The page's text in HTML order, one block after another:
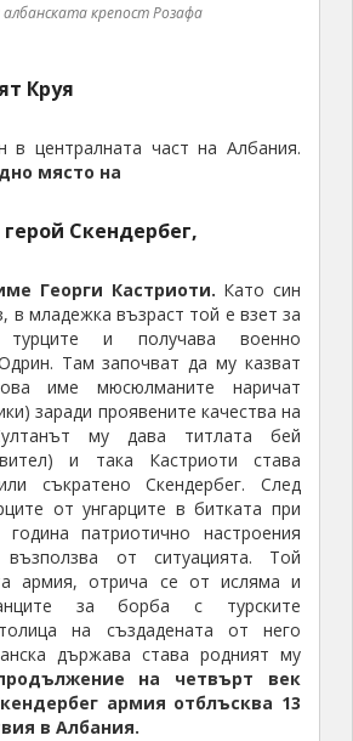
крепост Розафа
Круя
в централната част на Албания.
място на
Скендербег,
Георги Кастриоти. Като син
в младежка възраст той е взет за
и получава военно
Там започват да му казват
име мюсюлманите наричат
заради проявените качества на
му дава титлата бей
и така Кастриоти става
съкратено Скендербег. След
от унгарците в битката при
година патриотично настроения
възползва от ситуацията. Той
армия, отрича се от исляма и
за борба с турските
на създадената от него
държава става родният му
на четвърт век
армия отблъсква 13
в Албания.